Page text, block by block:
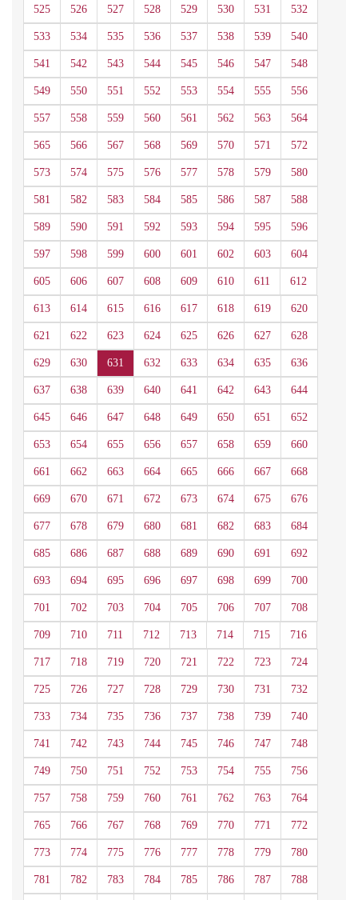
525 526 527 528 529 530 531 532
533 534 535 536 537 538 539 540
541 542 543 544 545 546 547 548
549 550 551 552 553 554 555 556
557 558 559 560 561 562 563 564
565 566 567 568 569 570 571 572
573 574 575 576 577 578 579 580
581 582 583 584 585 586 587 588
589 590 591 592 593 594 595 596
597 598 599 600 601 602 603 604
605 606 607 608 609 610 611 612
613 614 615 616 617 618 619 620
621 622 623 624 625 626 627 628
629 630 631 632 633 634 635 636
637 638 639 640 641 642 643 644
645 646 647 648 649 650 651 652
653 654 655 656 657 658 659 660
661 662 663 664 665 666 667 668
669 670 671 672 673 674 675 676
677 678 679 680 681 682 683 684
685 686 687 688 689 690 691 692
693 694 695 696 697 698 699 700
701 702 703 704 705 706 707 708
709 710 711 712 713 714 715 716
717 718 719 720 721 722 723 724
725 726 727 728 729 730 731 732
733 734 735 736 737 738 739 740
741 742 743 744 745 746 747 748
749 750 751 752 753 754 755 756
757 758 759 760 761 762 763 764
765 766 767 768 769 770 771 772
773 774 775 776 777 778 779 780
781 782 783 784 785 786 787 788